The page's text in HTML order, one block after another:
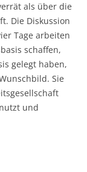
als über die
Die Diskussion
Tage arbeiten
schaffen,
gelegt haben,
Sie
und